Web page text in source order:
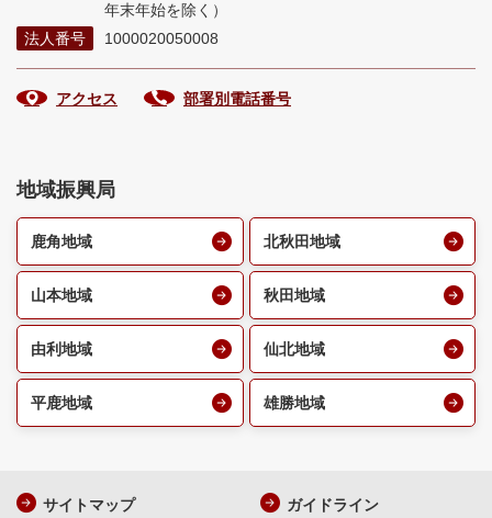
年末年始を除く）
法人番号
1000020050008
アクセス 部署別電話番号
地域振興局
鹿角地域 北秋田地域
山本地域 秋田地域
由利地域 仙北地域
平鹿地域 雄勝地域
サイトマップ ガイドライン